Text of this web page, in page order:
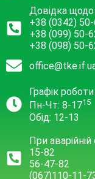
Довідка щодо
+38 (0342)
+38 (099) 50-
+38 (098) 50-
Графік роботи
Пн-Чт: 8-1715
Обід: 12-13
При аварійній
15-82
56-47-82
(067)110-11-